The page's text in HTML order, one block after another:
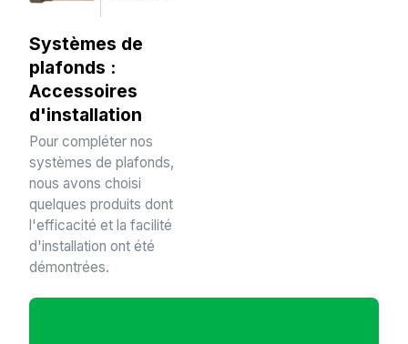
Systèmes de
plafonds :
Accessoires
d'installation
Pour compléter nos
systèmes de plafonds,
nous avons choisi
quelques produits dont
l'efficacité et la facilité
d'installation ont été
démontrées.